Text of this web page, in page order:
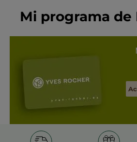
Mi programa de